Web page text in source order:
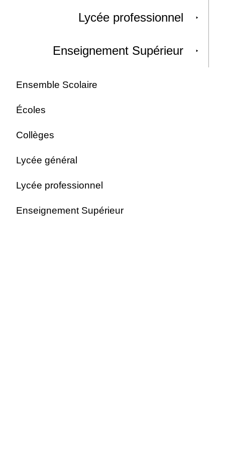
Lycée professionnel
Enseignement Supérieur
Ensemble Scolaire
Écoles
Collèges
Lycée général
Lycée professionnel
Enseignement Supérieur